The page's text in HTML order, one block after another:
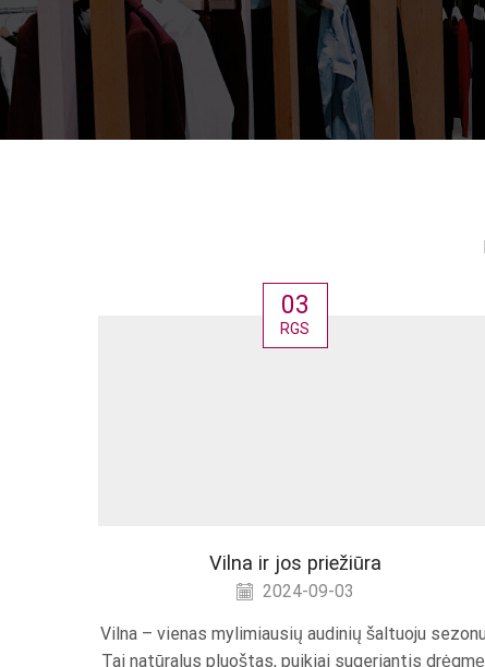
03
RGS
Vilna ir jos priežiūra
2024-09-03
Vilna – vienas mylimiausių audinių šaltuoju
Tai natūralus pluoštas, puikiai sugeriantis